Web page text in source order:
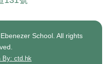
School. All rights
By: ctd.hk